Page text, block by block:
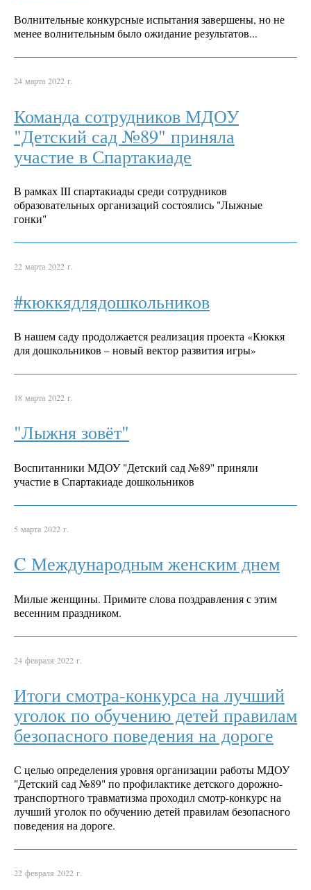
Волнительные конкурсные испытания завершены, но не
менее волнительным было ожидание результатов...
24 марта 2022 г.
Команда сотрудников МДОУ
"Детский сад №89" приняла
участие в Спартакиаде
В рамках III спартакиады среди сотрудников
образовательных организаций состоялись "Лыжные
гонки"
22 марта 2022 г.
#кюккядлядошкольников
В нашем саду продолжается реализация проекта «Кюккя
для дошкольников – новый вектор развития игры»
18 марта 2022 г.
"Лыжня зовёт"
Воспитанники МДОУ "Детский сад №89" приняли
участие в Спартакиаде дошкольников
5 марта 2022 г.
C Международным женским днем
Милые женщины. Примите слова поздравления с этим
весенним праздником.
24 февраля 2022 г.
Итоги смотра-конкурса на лучший
уголок по обучению детей правилам
безопасного поведения на дороге
С целью определения уровня организации работы МДОУ
"Детский сад №89" по профилактике детского дорожно-
транспортного травматизма проходил смотр-конкурс на
лучший уголок по обучению детей правилам безопасного
поведения на дороге.
22 февраля 2022 г.